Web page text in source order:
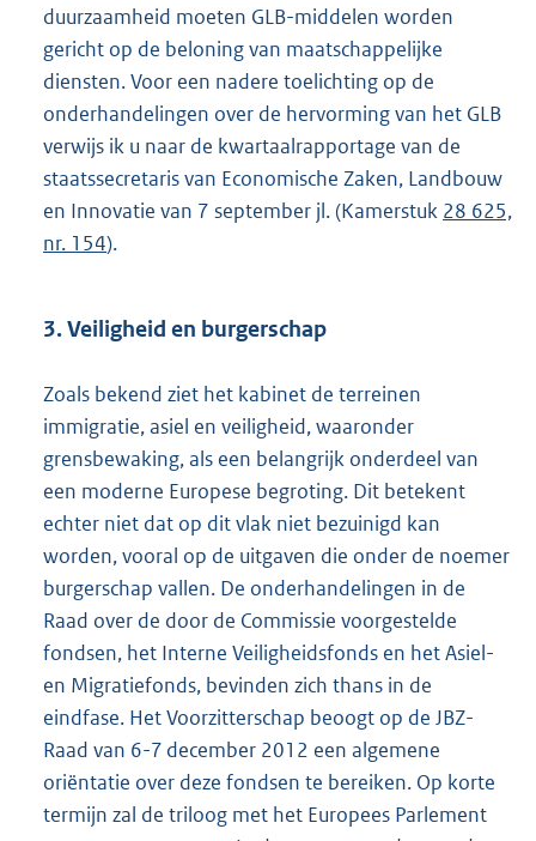
duurzaamheid moeten GLB-middelen worden
gericht op de beloning van maatschappelijke
diensten. Voor een nadere toelichting op de
onderhandelingen over de hervorming van het GLB
verwijs ik u naar de kwartaalrapportage van de
staatssecretaris van Economische Zaken, Landbouw
en Innovatie van 7 september jl. (Kamerstuk 28 625,
nr. 154).
3. Veiligheid en burgerschap
Zoals bekend ziet het kabinet de terreinen
immigratie, asiel en veiligheid, waaronder
grensbewaking, als een belangrijk onderdeel van
een moderne Europese begroting. Dit betekent
echter niet dat op dit vlak niet bezuinigd kan
worden, vooral op de uitgaven die onder de noemer
burgerschap vallen. De onderhandelingen in de
Raad over de door de Commissie voorgestelde
fondsen, het Interne Veiligheidsfonds en het Asiel-
en Migratiefonds, bevinden zich thans in de
eindfase. Het Voorzitterschap beoogt op de JBZ-
Raad van 6-7 december 2012 een algemene
oriëntatie over deze fondsen te bereiken. Op korte
termijn zal de triloog met het Europees Parlement